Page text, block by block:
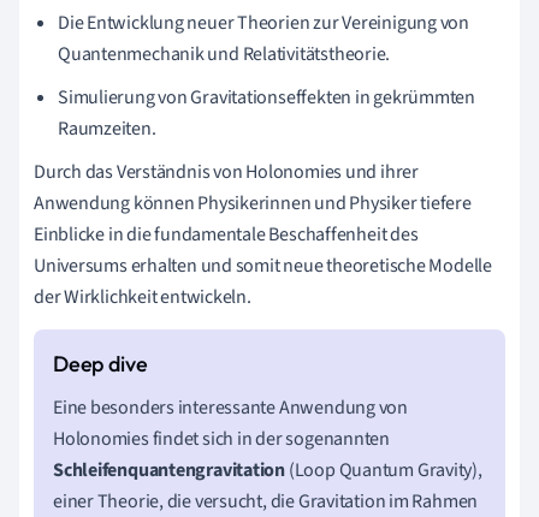
Die Entwicklung neuer Theorien zur Vereinigung von
Quantenmechanik und Relativitätstheorie.
Simulierung von Gravitationseffekten in gekrümmten
Raumzeiten.
Durch das Verständnis von Holonomies und ihrer
Anwendung können Physikerinnen und Physiker tiefere
Einblicke in die fundamentale Beschaffenheit des
Universums erhalten und somit neue theoretische Modelle
der Wirklichkeit entwickeln.
Eine besonders interessante Anwendung von
Holonomies findet sich in der sogenannten
Schleifenquantengravitation(Loop Quantum Gravity),
einer Theorie, die versucht, die Gravitation im Rahmen